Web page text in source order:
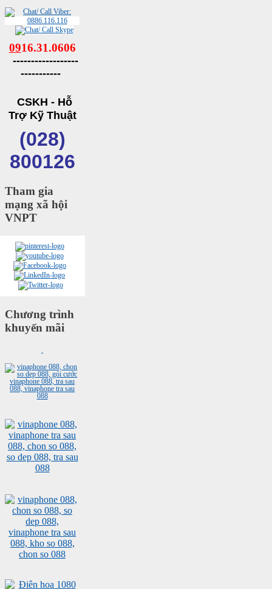
0916.31.0606
------------------
-----------
CSKH - Hỗ
Trợ Kỹ Thuật
(028)
800126
Tham gia
mạng xã hội
VNPT
Chương trình
khuyến mãi